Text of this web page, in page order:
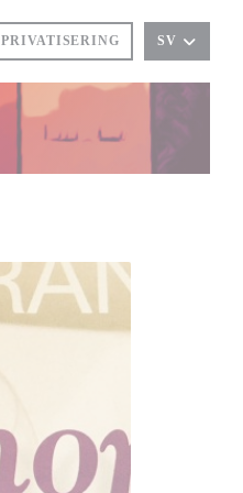
PRIVATISERING SV